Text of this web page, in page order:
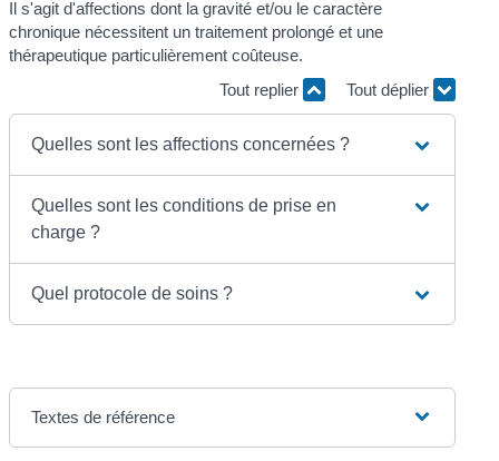
Il s'agit d'affections dont la gravité et/ou le caractère
chronique nécessitent un traitement prolongé et une
thérapeutique particulièrement coûteuse.
Tout replier
Tout déplier
Quelles sont les affections concernées ?
Quelles sont les conditions de prise en
charge ?
Quel protocole de soins ?
Textes de référence